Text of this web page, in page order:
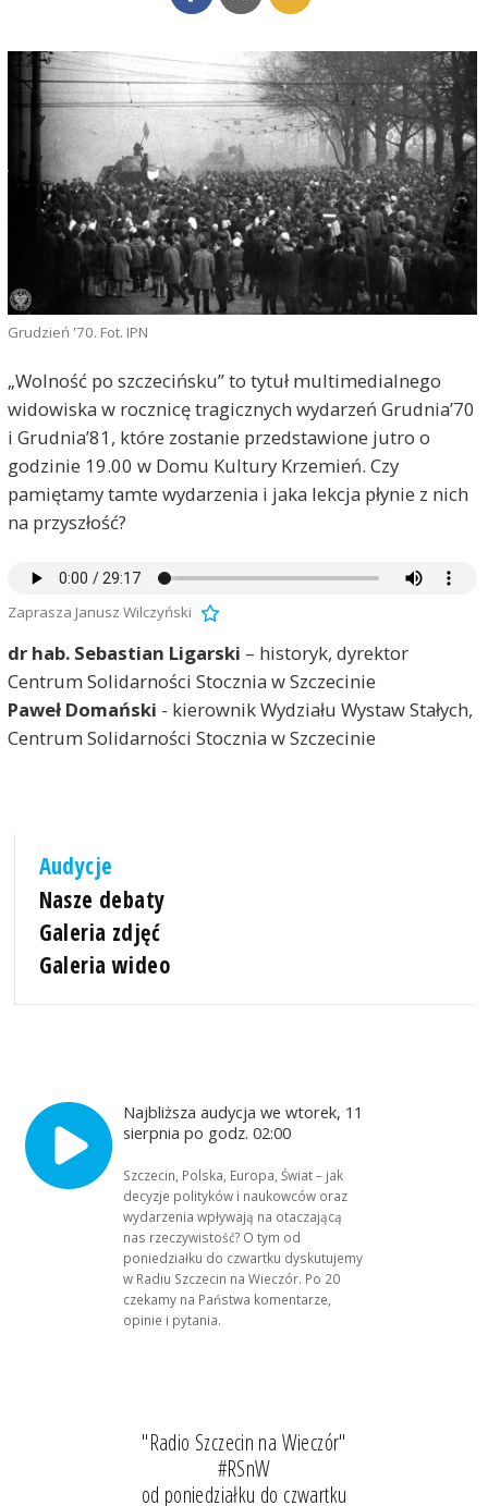
Grudzień '70. Fot. IPN
„Wolność po szczecińsku” to tytuł multimedialnego
widowiska w rocznicę tragicznych wydarzeń Grudnia’70
i Grudnia’81, które zostanie przedstawione jutro o
godzinie 19.00 w Domu Kultury Krzemień. Czy
pamiętamy tamte wydarzenia i jaka lekcja płynie z nich
na przyszłość?
Zaprasza Janusz Wilczyński
dr hab. Sebastian Ligarski – historyk, dyrektor
Centrum Solidarności Stocznia w Szczecinie
Paweł Domański - kierownik Wydziału Wystaw Stałych,
Centrum Solidarności Stocznia w Szczecinie
Audycje
Nasze debaty
Galeria zdjęć
Galeria wideo
Najbliższa audycja we wtorek, 11
sierpnia po godz. 02:00
Szczecin, Polska, Europa, Świat – jak
decyzje polityków i naukowców oraz
wydarzenia wpływają na otaczającą
nas rzeczywistość? O tym od
poniedziałku do czwartku dyskutujemy
w Radiu Szczecin na Wieczór. Po 20
czekamy na Państwa komentarze,
opinie i pytania.
"Radio Szczecin na Wieczór"
#RSnW
od poniedziałku do czwartku